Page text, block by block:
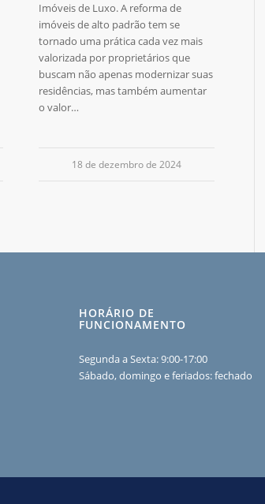
Imóveis de Luxo. A reforma de
imóveis de alto padrão tem se
tornado uma prática cada vez mais
valorizada por proprietários que
buscam não apenas modernizar suas
residências, mas também aumentar
o valor…
18 de dezembro de 2024
HORÁRIO DE
FUNCIONAMENTO
Segunda a Sexta: 9:00-17:00
Sábado, domingo e feriados: fechado